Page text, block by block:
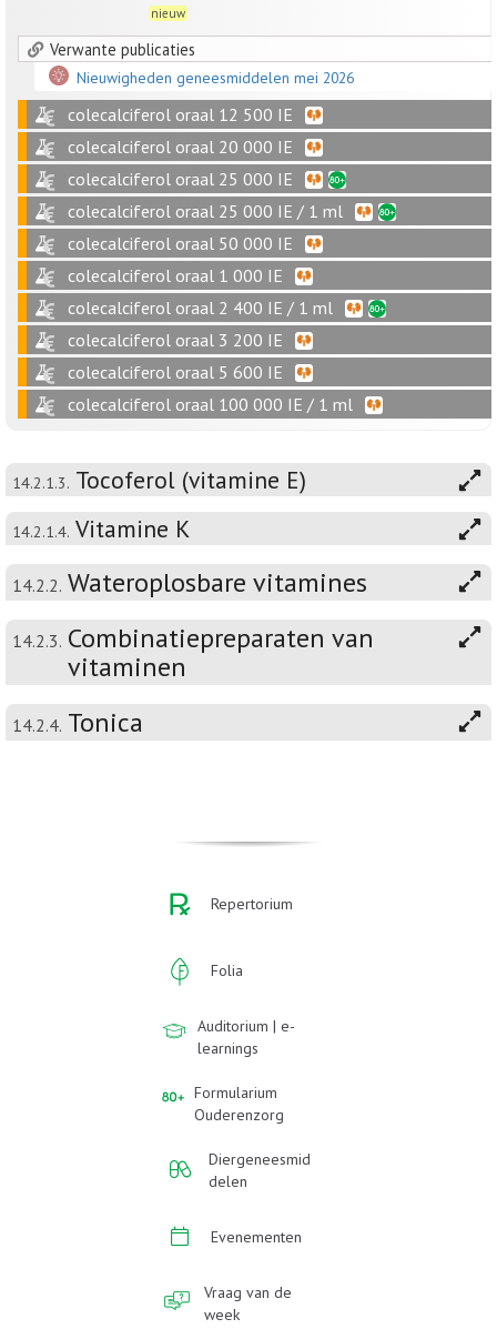
nieuw
Verwante publicaties
Nieuwigheden geneesmiddelen mei 2026
colecalciferol oraal 12 500 IE
colecalciferol oraal 20 000 IE
colecalciferol oraal 25 000 IE
colecalciferol oraal 25 000 IE / 1 ml
colecalciferol oraal 50 000 IE
colecalciferol oraal 1 000 IE
colecalciferol oraal 2 400 IE / 1 ml
colecalciferol oraal 3 200 IE
colecalciferol oraal 5 600 IE
colecalciferol oraal 100 000 IE / 1 ml
14.2.1.3. Tocoferol (vitamine E)
14.2.1.4. Vitamine K
14.2.2. Wateroplosbare vitamines
14.2.3. Combinatiepreparaten van
vitaminen
14.2.4. Tonica
Repertorium
Folia
Auditorium | e-
learnings
Formularium
Ouderenzorg
Diergeneesmid
delen
Evenementen
Vraag van de
week